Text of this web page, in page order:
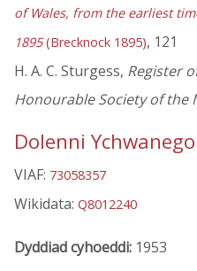
of Wales, from the earliest
1895(Brecknock 1895), 121
H. A. C. Sturgess, Register
Honourable Society of the
Dolenni
VIAF: 73058357
Wikidata: Q8012240
Dyddiad cyhoeddi: 1953